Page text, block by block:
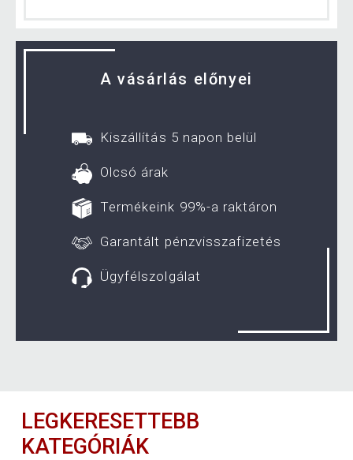
A vásárlás előnyei
Kiszállítás 5 napon belül
Olcsó árak
Termékeink 99%-a raktáron
Garantált pénzvisszafizetés
Ügyfélszolgálat
LEGKERESETTEBB
KATEGÓRIÁK